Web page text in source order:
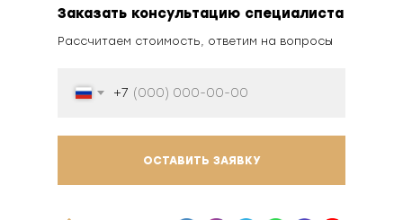
Рассчитаем стоимость, ответим на вопросы
Заказать консультацию специалиста
+7
ОСТАВИТЬ ЗАЯВКУ